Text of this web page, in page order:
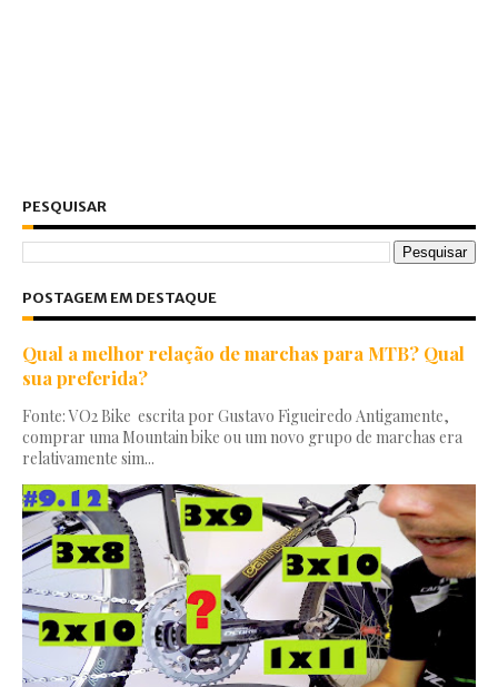
PESQUISAR
POSTAGEM EM DESTAQUE
Qual a melhor relação de marchas para MTB? Qual
sua preferida?
Fonte: VO2 Bike escrita por Gustavo Figueiredo Antigamente,
comprar uma Mountain bike ou um novo grupo de marchas era
relativamente sim...